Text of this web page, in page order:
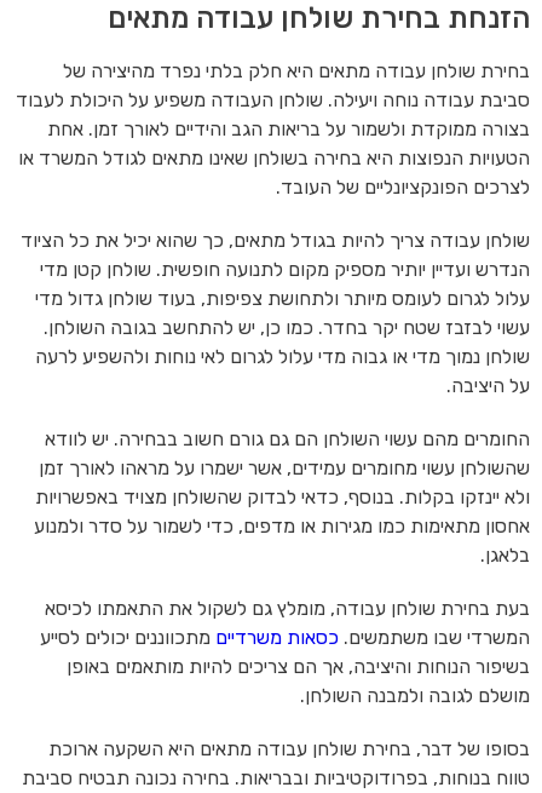
הזנחת בחירת שולחן עבודה מתאים
בחירת שולחן עבודה מתאים היא חלק בלתי נפרד מהיצירה של
סביבת עבודה נוחה ויעילה. שולחן העבודה משפיע על היכולת לעבוד
בצורה ממוקדת ולשמור על בריאות הגב והידיים לאורך זמן. אחת
הטעויות הנפוצות היא בחירה בשולחן שאינו מתאים לגודל המשרד או
לצרכים הפונקציונליים של העובד.
שולחן עבודה צריך להיות בגודל מתאים, כך שהוא יכיל את כל הציוד
הנדרש ועדיין יותיר מספיק מקום לתנועה חופשית. שולחן קטן מדי
עלול לגרום לעומס מיותר ולתחושת צפיפות, בעוד שולחן גדול מדי
עשוי לבזבז שטח יקר בחדר. כמו כן, יש להתחשב בגובה השולחן.
שולחן נמוך מדי או גבוה מדי עלול לגרום לאי נוחות ולהשפיע לרעה
על היציבה.
החומרים מהם עשוי השולחן הם גם גורם חשוב בבחירה. יש לוודא
שהשולחן עשוי מחומרים עמידים, אשר ישמרו על מראהו לאורך זמן
ולא יינזקו בקלות. בנוסף, כדאי לבדוק שהשולחן מצויד באפשרויות
אחסון מתאימות כמו מגירות או מדפים, כדי לשמור על סדר ולמנוע
בלאגן.
בעת בחירת שולחן עבודה, מומלץ גם לשקול את התאמתו לכיסא
המשרדי שבו משתמשים. כסאות משרדיים מתכווננים יכולים לסייע
בשיפור הנוחות והיציבה, אך הם צריכים להיות מותאמים באופן
מושלם לגובה ולמבנה השולחן.
בסופו של דבר, בחירת שולחן עבודה מתאים היא השקעה ארוכת
טווח בנוחות, בפרודוקטיביות ובבריאות. בחירה נכונה תבטיח סביבת